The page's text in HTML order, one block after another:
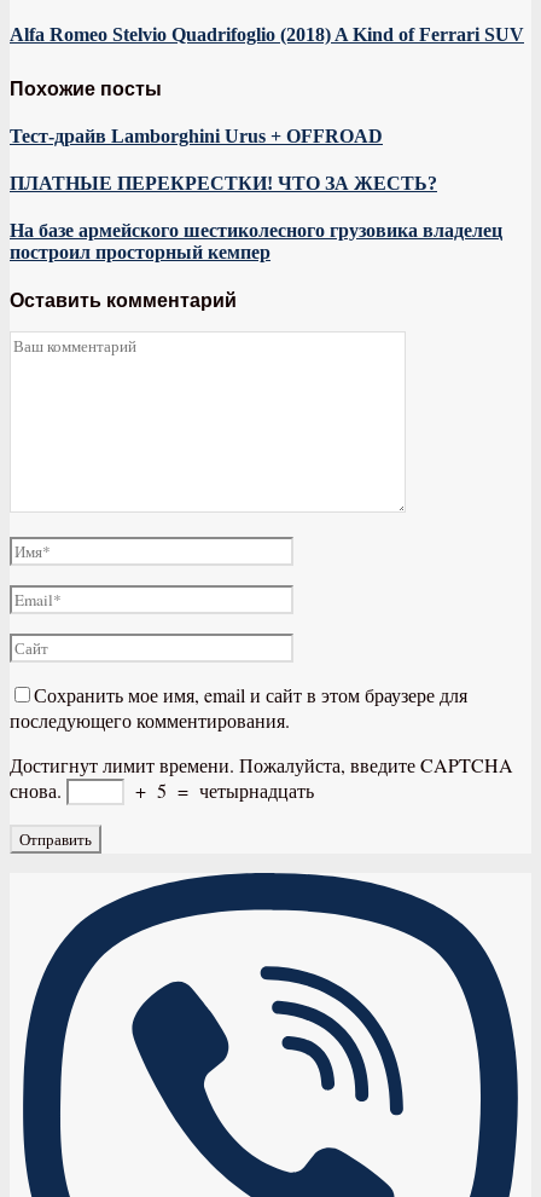
Alfa Romeo Stelvio Quadrifoglio (2018) A Kind of Ferrari SUV
Похожие посты
Тест-драйв Lamborghini Urus + OFFROAD
ПЛАТНЫЕ ПЕРЕКРЕСТКИ! ЧТО ЗА ЖЕСТЬ?
На базе армейского шестиколесного грузовика владелец
построил просторный кемпер
Оставить комментарий
Сохранить мое имя, email и сайт в этом браузере для
последующего комментирования.
Достигнут лимит времени. Пожалуйста, введите CAPTCHA
снова.
+ 5 = четырнадцать